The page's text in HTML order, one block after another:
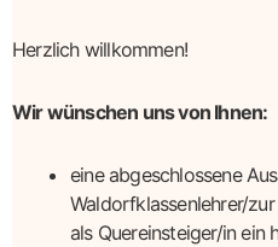
Herzlich willkommen!
Wir wünschen uns von Ihnen:
eine abgeschlossene
Waldorfklassenlehrer/
als Quereinsteiger/in ein